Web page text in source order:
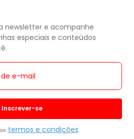
newsletter e acompanhe
especiais e conteúdos
Inscrever-se
termos e condições